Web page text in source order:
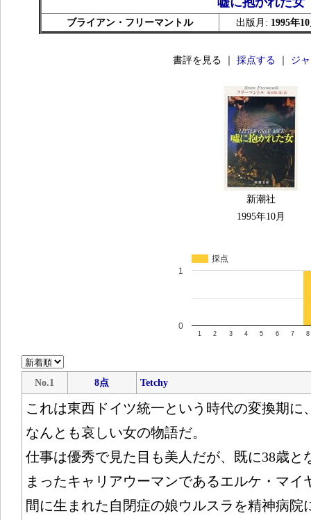
ブライアン・フリーマントル 出版月: 1995年
書評を見る ｜ 採点する ジ
新潮社
1995年10月
採点
1 2 3 4 5 6 7 8
0
1
No.1 8点 Tetchy
これは東西ドイツ統一という時代の変換期に
なんとも哀しい女の物語だ。
仕事は優秀で見た目も美人だが、既に38歳と
まったキャリアウーマンであるエルケ・マイ
間に生まれた自閉症の娘ウルスラを精神病院